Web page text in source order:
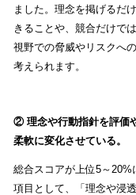
ました。理念を掲げるだ
きることや、競合だけで
視野での脅威やリスクへ
考えられます。
② 理念や行動指針を評価
柔軟に変化させている。
総合スコアが上位5～
項目として、「理念や浸